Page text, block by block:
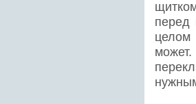
перед
целом